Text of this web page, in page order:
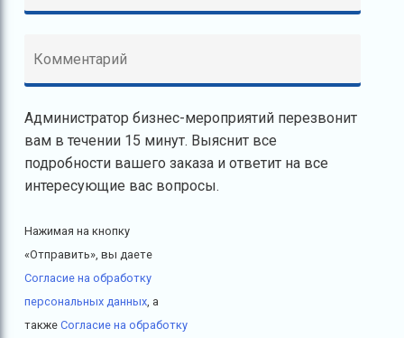
Администратор бизнес-мероприятий перезвонит
вам в течении 15 минут. Выяснит все
подробности вашего заказа и ответит на все
интересующие вас вопросы.
Нажимая на кнопку
«Отправить», вы даете
Согласие на обработку
персональных данных, а
также Согласие на обработку